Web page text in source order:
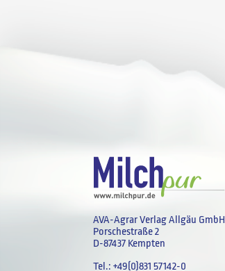
AVA-Agrar Verlag Allgäu GmbH
Porschestraße 2
D-87437 Kempten
Tel.:+49(0)831 57142-0